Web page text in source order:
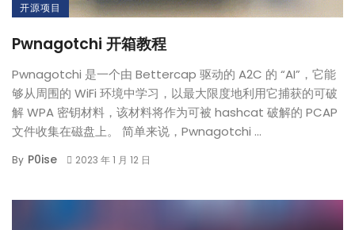
开源项目
Pwnagotchi 开箱教程
Pwnagotchi 是一个由 Bettercap 驱动的 A2C 的 “AI”，它能
够从周围的 WiFi 环境中学习，以最大限度地利用它捕获的可破
解 WPA 密钥材料，该材料将作为可被 hashcat 破解的 PCAP
文件收集在磁盘上。 简单来说，Pwnagotchi ...
By P0ise 2023 年 1 月 12 日